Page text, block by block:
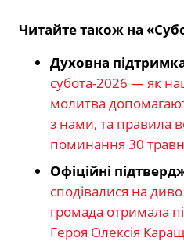
Читайте також на
Духовна
субота-2026 — як
молитва
з нами, та правила
поминання 30
Офіційні
сподівалися на
громада отримала
Героя Олексія